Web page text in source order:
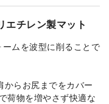
エチレン製マット
ムを波型に削ることで
らお尻までをカバー
荷物を増やさず快適な